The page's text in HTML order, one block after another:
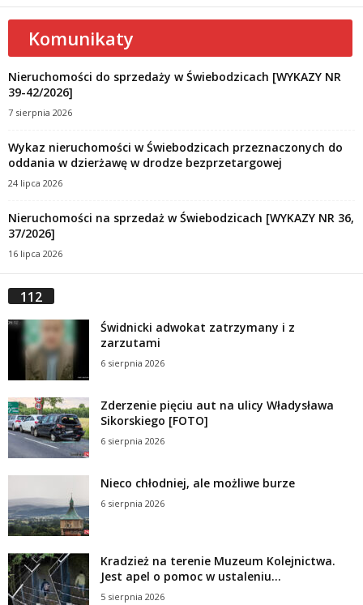
Komunikaty
Nieruchomości do sprzedaży w Świebodzicach [WYKAZY NR
39-42/2026]
7 sierpnia 2026
Wykaz nieruchomości w Świebodzicach przeznaczonych do
oddania w dzierżawę w drodze bezprzetargowej
24 lipca 2026
Nieruchomości na sprzedaż w Świebodzicach [WYKAZY NR 36,
37/2026]
16 lipca 2026
112
Świdnicki adwokat zatrzymany i z
zarzutami
6 sierpnia 2026
Zderzenie pięciu aut na ulicy Władysława
Sikorskiego [FOTO]
6 sierpnia 2026
Nieco chłodniej, ale możliwe burze
6 sierpnia 2026
Kradzież na terenie Muzeum Kolejnictwa.
Jest apel o pomoc w ustaleniu...
5 sierpnia 2026